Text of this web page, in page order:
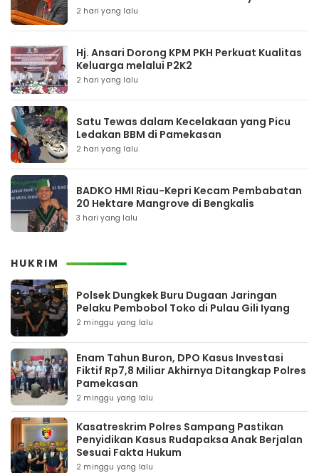
2 hari yang lalu
Hj. Ansari Dorong KPM PKH Perkuat Kualitas
Keluarga melalui P2K2
2 hari yang lalu
Satu Tewas dalam Kecelakaan yang Picu
Ledakan BBM di Pamekasan
2 hari yang lalu
BADKO HMI Riau-Kepri Kecam Pembabatan
20 Hektare Mangrove di Bengkalis
3 hari yang lalu
HUKRIM
Polsek Dungkek Buru Dugaan Jaringan
Pelaku Pembobol Toko di Pulau Gili Iyang
2 minggu yang lalu
Enam Tahun Buron, DPO Kasus Investasi
Fiktif Rp7,8 Miliar Akhirnya Ditangkap Polres
Pamekasan
2 minggu yang lalu
Kasatreskrim Polres Sampang Pastikan
Penyidikan Kasus Rudapaksa Anak Berjalan
Sesuai Fakta Hukum
2 minggu yang lalu